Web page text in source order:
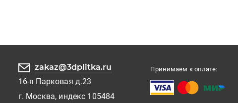
zakaz@3dplitka.ru
16-я Парковая д.23
г. Москва, индекс 105484
Принимаем к оплате: